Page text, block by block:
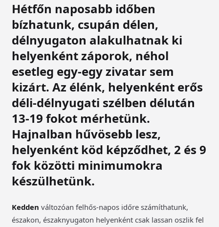
Hétfőn naposabb időben
bízhatunk, csupán délen,
délnyugaton alakulhatnak ki
helyenként záporok, néhol
esetleg egy-egy zivatar sem
kizárt. Az élénk, helyenként erős
déli-délnyugati szélben délután
13-19 fokot mérhetünk.
Hajnalban hűvösebb lesz,
helyenként köd képződhet, 2 és 9
fok közötti minimumokra
készülhetünk.
Kedden változóan felhős-napos időre számíthatunk,
északon, északnyugaton helyenként csak lassan oszlik fel